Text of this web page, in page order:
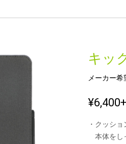
キッ
メーカー
¥6,400
・クッシ
本体をし